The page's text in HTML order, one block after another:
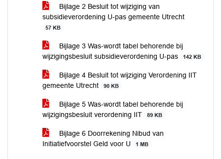
Bijlage 2 Besluit tot wijziging van
subsidieverordening U-pas gemeente Utrecht
57 KB
Bijlage 3 Was-wordt tabel behorende bij
wijzigingsbesluit subsidieverordening U-pas
142 KB
Bijlage 4 Besluit tot wijziging Verordening IIT
gemeente Utrecht
90 KB
Bijlage 5 Was-wordt tabel behorende bij
wijzigingsbesluit verordening IIT
89 KB
Bijlage 6 Doorrekening Nibud van
Initiatiefvoorstel Geld voor U
1 MB